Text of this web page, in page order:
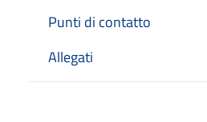
Punti di contatto
Allegati